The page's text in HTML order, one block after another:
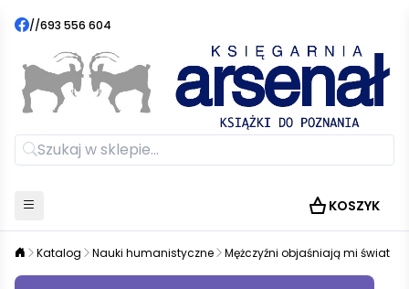
//693 556 604
KOSZYK
Katalog Nauki humanistyczne Mężczyźni objaśniają mi świat